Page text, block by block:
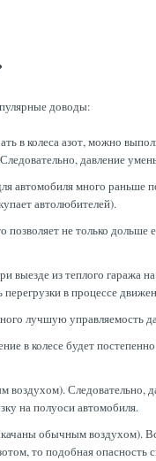
доводы:
в колеса азот, можно
давление
автомобиля много раньше
автолюбителей).
не только дольше
выезде из теплого
в процессе
лучшую управляемость
в колесе будет
воздухом). Следовательно,
на полуоси автомобиля.
обычным воздухом).
то подобная опасность